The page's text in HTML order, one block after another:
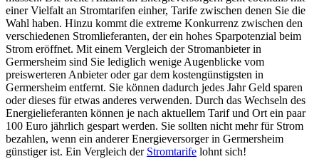
einer Vielfalt an Stromtarifen einher, Tarife zwischen denen Sie die
Wahl haben. Hinzu kommt die extreme Konkurrenz zwischen den
verschiedenen Stromlieferanten, der ein hohes Sparpotenzial beim
Strom eröffnet. Mit einem Vergleich der Stromanbieter in
Germersheim sind Sie lediglich wenige Augenblicke vom
preiswerteren Anbieter oder gar dem kostengünstigsten in
Germersheim entfernt. Sie können dadurch jedes Jahr Geld sparen
oder dieses für etwas anderes verwenden. Durch das Wechseln des
Energielieferanten können je nach aktuellem Tarif und Ort ein paar
100 Euro jährlich gespart werden. Sie sollten nicht mehr für Strom
bezahlen, wenn ein anderer Energieversorger in Germersheim
günstiger ist. Ein Vergleich der Stromtarife lohnt sich!